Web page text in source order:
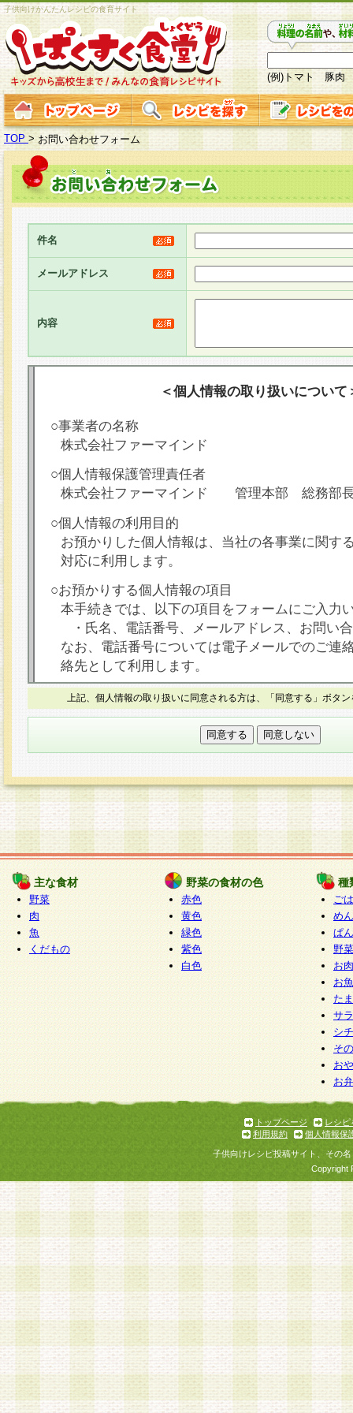
子供向けかんたんレシピの食育サイト
(例)トマト 豚肉
TOP > お問い合わせフォーム
件名
メールアドレス
内容
＜個人情報の取り扱いについて
○事業者の名称
株式会社ファーマインド
○個人情報保護管理責任者
株式会社ファーマインド 管理本部 総務部
○個人情報の利用目的
お預かりした個人情報は、当社の各事業に関す
対応に利用します。
○お預かりする個人情報の項目
本手続きでは、以下の項目をフォームにご入力
・氏名、電話番号、メールアドレス、お問い
なお、電話番号については電子メールでのご連
絡先として利用します。
○本人が容易に認識できない方法による個人情報
本フォームでは、セッション管理のためCookie
○個人情報の第三者提供について
力いただく個人情報は第三者に提供しません。
○個人情報の委託について
個人情報の取り扱いを外部に委託する場合は、
情報管理基準を満たす企業を選定して委託を行
が行われるよう監督します。
○開示対象個人情報の開示等および問い合わせ窓口
本人からの求めにより、当社が本件により取得
報の利用目的の通知・開示・内容の訂正・追加
停止・消去及び第三者への提供の禁止（以下、
といいます。）に応じます。
開示等に応じる窓口は以下になります。
ぱくすく食堂個人情報お客様相談窓口 paku-
m
個人情報を与えることは任意ですが、個人情報
意をいただけない場合には、当社のサービスの
お問い合わせ・ご相談への対応ができない場合
上記、個人情報の取り扱いに同意される方は、「同意する」ボタ
主な食材
野菜
肉
魚
くだもの
野菜の食材の色
赤色
黄色
緑色
紫色
白色
種
ご
めん
ぱん
野
お
お
た
サ
シ
そ
お
お
トップページ
レシピ
利用規約
個人情報保
子供向けレシピ投稿サイト、その
Copyright